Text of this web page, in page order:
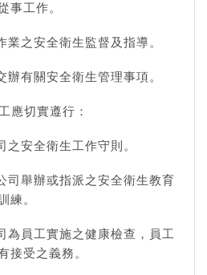
事工作。
業之安全衛生監督及指導。
辦有關安全衛生管理事項。
應切實遵行：
之安全衛生工作守則。
司舉辦或指派之安全衛生教育
練。
為員工實施之健康檢查，員工
接受之義務。